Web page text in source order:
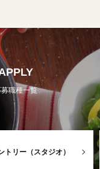
募職種一覧
トリー（スタジオ）